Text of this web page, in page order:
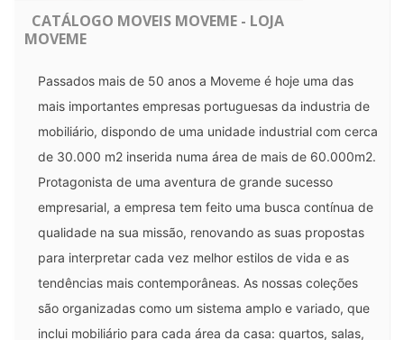
CATÁLOGO MOVEIS MOVEME - LOJA
MOVEME
Passados mais de 50 anos a Moveme é hoje uma das
mais importantes empresas portuguesas da industria de
mobiliário, dispondo de uma unidade industrial com cerca
de 30.000 m2 inserida numa área de mais de 60.000m2.
Protagonista de uma aventura de grande sucesso
empresarial, a empresa tem feito uma busca contínua de
qualidade na sua missão, renovando as suas propostas
para interpretar cada vez melhor estilos de vida e as
tendências mais contemporâneas. As nossas coleções
são organizadas como um sistema amplo e variado, que
inclui mobiliário para cada área da casa: quartos, salas,